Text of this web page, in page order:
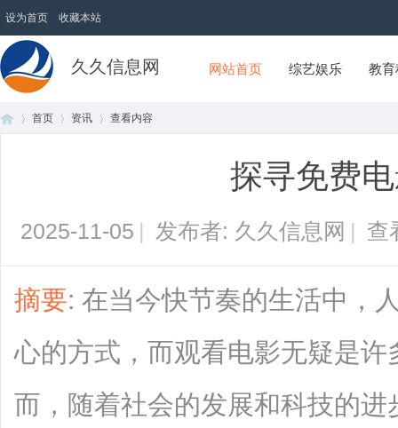
设为首页 收藏本站
久久信息网 网站首页 综艺娱乐 教
首页 资讯 查看内容
探寻免费
2025-11-05 | 发布者: 久久信息网 | 查
摘要: 在当今快节奏的生活中，
心的方式，而观看电影无疑是
而，随着社会的发展和科技的